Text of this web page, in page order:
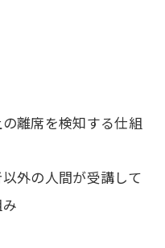
離席を検知する仕組
外の人間が受講して